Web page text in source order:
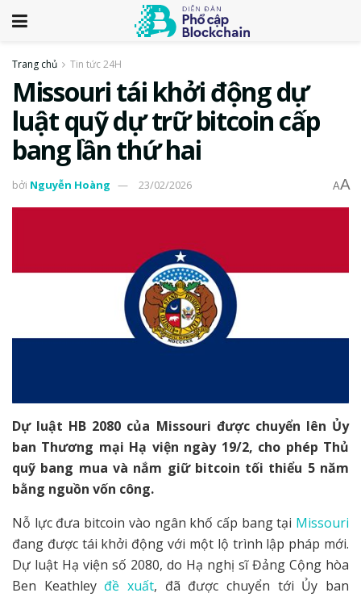
Trang chủ Tin tức 24H
Missouri tái khởi động dự
luật quỹ dự trữ bitcoin cấp
bang lần thứ hai
bởi Nguyễn Hoàng 23/02/2026 AA
Dự luật HB 2080 của Missouri được chuyển lên Ủy
ban Thương mại Hạ viện ngày 19/2, cho phép Thủ
quỹ bang mua và nắm giữ bitcoin tối thiểu 5 năm
bằng nguồn vốn công.
Nỗ lực đưa bitcoin vào ngân khố cấp bang tại Missouri
đang được tái khởi động với một lộ trình lập pháp mới.
Dự luật Hạ viện số 2080, do Hạ nghị sĩ Đảng Cộng hòa
Ben Keathley đề xuất, đã được chuyển tới Ủy ban